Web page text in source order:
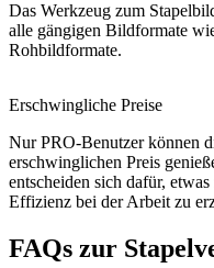
Das Werkzeug zum
alle gängigen Bildformate
Rohbildformate.
Erschwingliche Preise
Nur PRO-Benutzer können
erschwinglichen Preis
entscheiden sich dafür,
Effizienz bei der Arbeit zu
FAQs zur